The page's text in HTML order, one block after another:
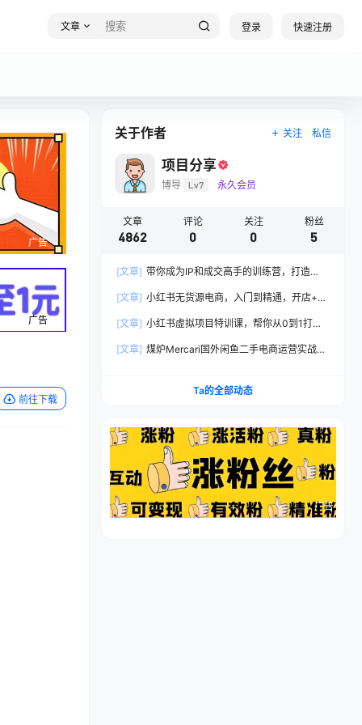
文章 登录 快速注册
广告
广告
前往下载
关于作者 关注 私信
项目分享
博导 Lv7 永久会员
文章
4862
评论
0
关注
0
粉丝
5
[文章] 带你成为IP和成交高手的训练营，打造
[文章] 小红书无货源电商，入门到精通，开店+选
[文章] 小红书虚拟项目特训课，帮你从0到1打造
[文章] 煤炉Mercari国外闲鱼二手电商运营实战全
Ta的全部动态
广告